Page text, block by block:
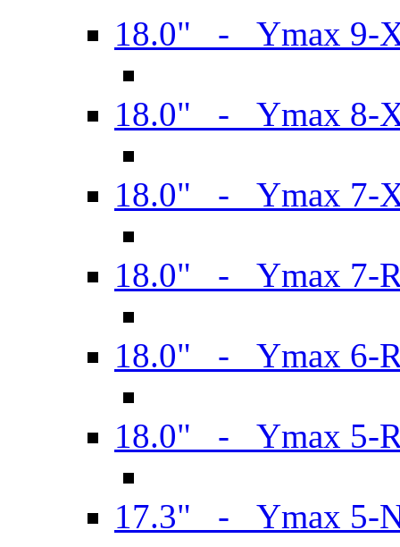
18.0" - Ymax 9-
18.0" - Ymax 8-
18.0" - Ymax 7-
18.0" - Ymax 7-
18.0" - Ymax 6-
18.0" - Ymax 5-
17.3" - Ymax 5-